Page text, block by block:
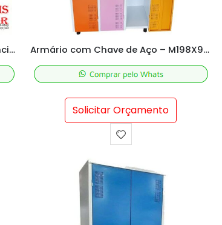
Armário 04 Portas Grande Para Funcionários Armário com Chave de Aço – M198X90X42 CM Colorido
Solicitar Orçamento